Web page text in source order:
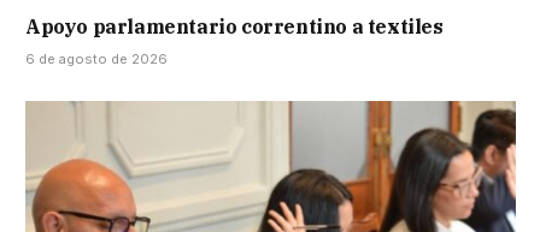
Apoyo parlamentario correntino a textiles
6 de agosto de 2026